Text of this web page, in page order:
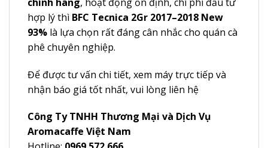
hợp lý thì BFC Tecnica 2Gr 2017–2018 New
93% là lựa chọn rất đáng cân nhắc cho quán cà
phê chuyên nghiệp.
Để được tư vấn chi tiết, xem máy trực tiếp và
nhận báo giá tốt nhất, vui lòng liên hệ
Công Ty TNHH Thương Mại và Dịch Vụ
Aromacaffe Việt Nam